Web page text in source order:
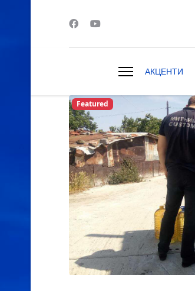
АКЦЕНТИ
Featured